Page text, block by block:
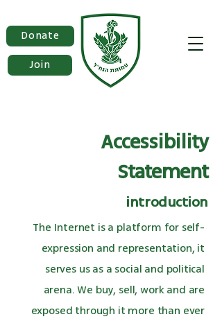
Donate
Join
Accessibility
Statement
introduction
The Internet is a platform for self-
expression and representation, it
serves us as a social and political
arena. We buy, sell, work and are
exposed through it more than ever